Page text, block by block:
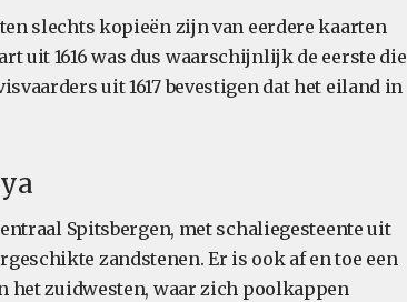
slechts kopieën zijn van eerdere kaarten
uit 1616 was dus waarschijnlijk de eerste die
uit 1617 bevestigen dat het eiland in
Spitsbergen, met schaliegesteente uit
zandstenen. Er is ook af en toe een
het zuidwesten, waar zich poolkappen